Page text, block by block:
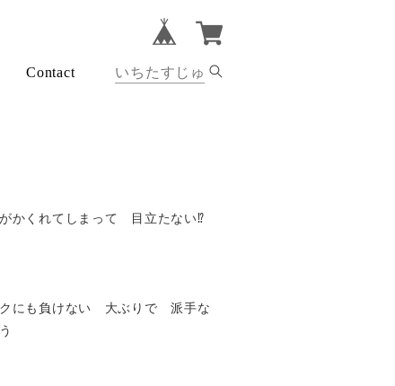
Contact
かくれてしまって 目立たない⁉︎
にも負けない 大ぶりで 派手な